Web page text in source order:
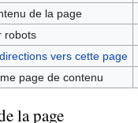
de la page
robots
vers cette page
page de contenu
la page